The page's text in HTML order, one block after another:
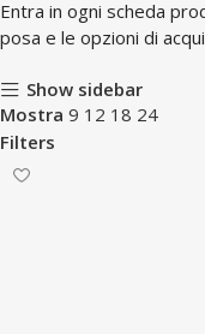
Entra in ogni scheda
posa e le opzioni di
Show sidebar
Mostra 9 12 18 24
Filters